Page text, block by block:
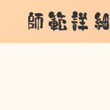
師範詳細